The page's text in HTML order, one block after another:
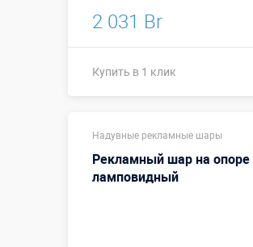
2 031 Br
Купить в 1 клик
Надувные рекламные шары
Рекламный шар на опоре
ламповидный